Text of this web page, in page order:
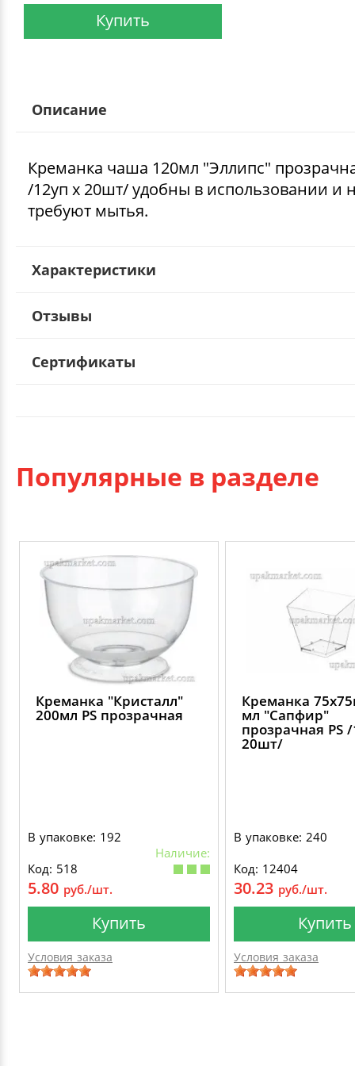
Купить
Описание
Креманка чаша 120мл "Эллипс"
/12уп х 20шт/ удобны в использовании и
требуют мытья.
Характеристики
Отзывы
Сертификаты
Популярные в разделе
Креманка "Кристалл"
200мл PS прозрачная
В упаковке: 192
Наличие:
Код: 518
5.80 руб./шт.
Купить
Условия заказа
Креманка
мл "Сапфир"
прозрачная PS
20шт/
В упаковке: 240
Код: 12404
30.23 руб./шт.
Купить
Условия заказа